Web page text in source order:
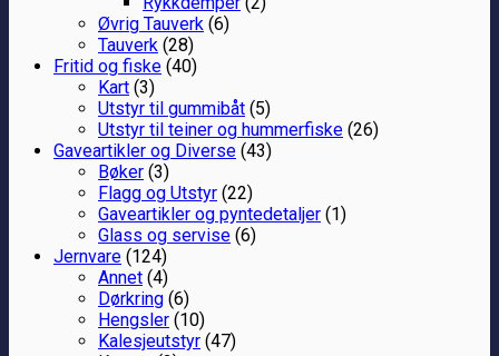
Øvrig Tauverk (6)
Tauverk (28)
Fritid og fiske (40)
Kart (3)
Utstyr til gummibåt (5)
Utstyr til teiner og hummerfiske (26)
Gaveartikler og Diverse (43)
Bøker (3)
Flagg og Utstyr (22)
Gaveartikler og pyntedetaljer (1)
Glass og servise (6)
Jernvare (124)
Annet (4)
Dørkring (6)
Hengsler (10)
Kalesjeutstyr (47)